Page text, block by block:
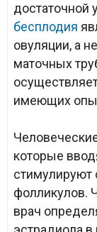
достаточной
бесплодия
овуляции, а
маточных
имеющих
которые
стимулируют
фолликулов.
врач